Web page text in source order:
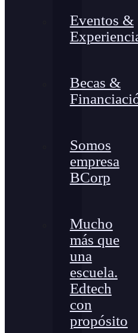
Eventos &
Becas &
Somos
empresa
BCorp
Mucho
más que
una
escuela.
Edtech
con
propósito